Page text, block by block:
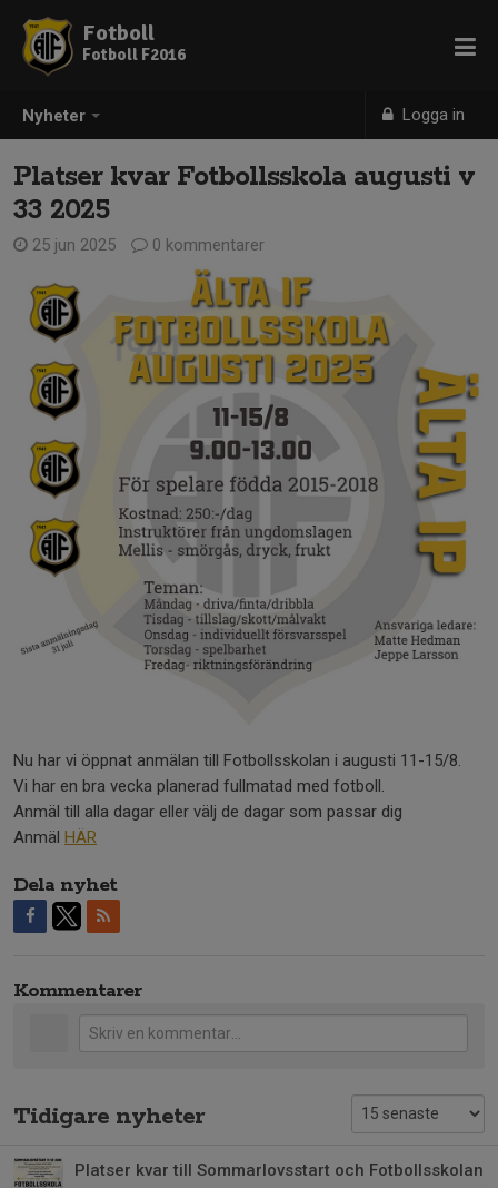
Nyheter Logga in
Fotboll
Fotboll F2016
Platser kvar Fotbollsskola augusti v
33 2025
25 jun 2025 0 kommentarer
Nu har vi öppnat anmälan till Fotbollsskolan i augusti 11-15/8.
Vi har en bra vecka planerad fullmatad med fotboll.
Anmäl till alla dagar eller välj de dagar som passar dig
Anmäl HÄR
Dela nyhet
Kommentarer
Tidigare nyheter
Platser kvar till Sommarlovsstart och Fotbollsskolan